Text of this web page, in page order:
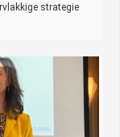
strategie